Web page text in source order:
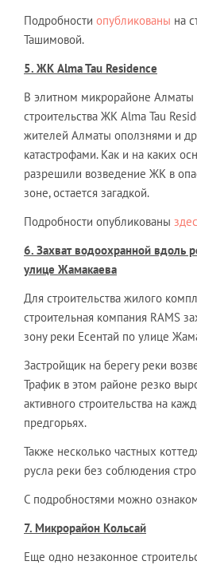
Подробности опубликованы на
Ташимовой.
5. ЖК Alma Tau Residence
В элитном микрорайоне Алматы
строительства ЖК Alma Tau
жителей Алматы оползнями и
катастрофами. Как и на каких
разрешили возведение ЖК в
зоне, остается загадкой.
Подробности опубликованы
6. Захват водоохранной вдоль
улице Жамакаева
Для строительства жилого
строительная компания RAMS
зону реки Есентай по улице
Застройщик на берегу реки
Трафик в этом районе резко
активного строительства на
предгорьях.
Также несколько частных
русла реки без соблюдения
С подробностями можно
7. Микрорайон Кольсай
Еще одно незаконное